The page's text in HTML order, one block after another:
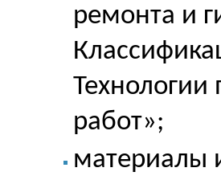
ремонта и
Технологии
работ»;
материалы